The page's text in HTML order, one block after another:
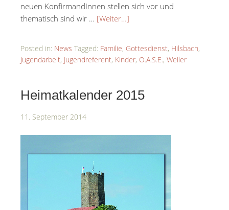
neuen KonfirmandInnen stellen sich vor und
thematisch sind wir … [Weiter…]
Posted in: News Tagged: Familie, Gottesdienst, Hilsbach,
Jugendarbeit, Jugendreferent, Kinder, O.A.S.E., Weiler
Heimatkalender 2015
11. September 2014